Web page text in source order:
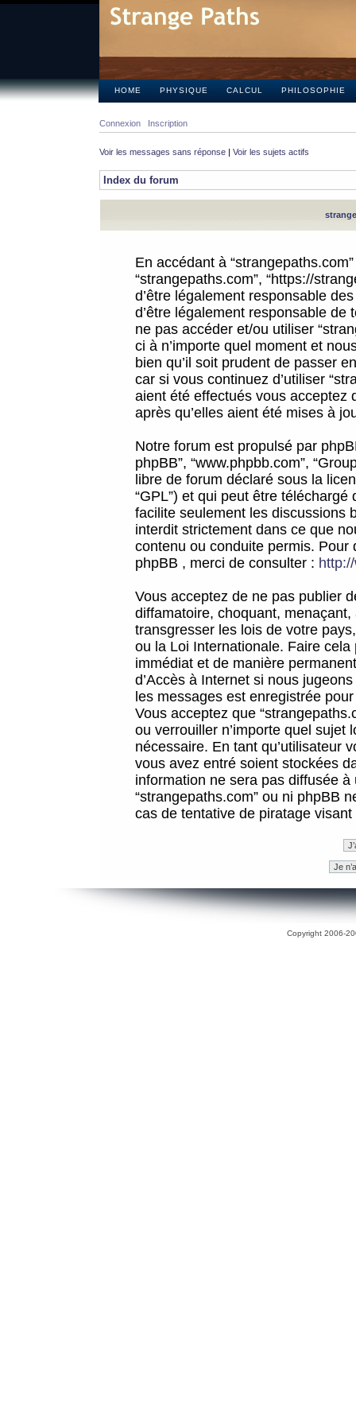
HOME PHYSIQUE CALCUL PHILOSOPHIE
Connexion Inscription
Voir les messages sans réponse | Voir les sujets actifs
Index du forum
En accédant à
“strangepaths.com”, “https://
d’être légalement responsable
d’être légalement responsable
ne pas accéder et/ou utiliser
ci à n’importe quel moment et
bien qu’il soit prudent de passer
car si vous continuez d’utiliser
aient été effectués vous acceptez
après qu’elles aient été mises à
Notre forum est propulsé par
phpBB”, “www.phpbb.com”,
libre de forum déclaré sous la
“GPL”) et qui peut être téléchargé
facilite seulement les discussions
interdit strictement dans ce que
contenu ou conduite permis.
phpBB , merci de consulter :
Vous acceptez de ne pas publier
diffamatoire, choquant,
transgresser les lois de votre
ou la Loi Internationale. Faire
immédiat et de manière
d’Accès à Internet si nous
les messages est enregistrée
Vous acceptez que
ou verrouiller n’importe quel sujet
nécessaire. En tant qu’utilisateur
vous avez entré soient stockées
information ne sera pas diffusée
“strangepaths.com” ou ni phpBB
cas de tentative de piratage
Copyright 2006-